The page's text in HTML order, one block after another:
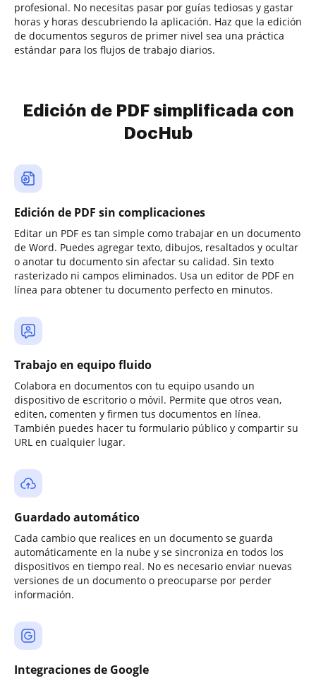
profesional. No necesitas pasar por guías tediosas y gastar
horas y horas descubriendo la aplicación. Haz que la edición
de documentos seguros de primer nivel sea una práctica
estándar para los flujos de trabajo diarios.
Edición de PDF simplificada con
DocHub
Edición de PDF sin complicaciones
Editar un PDF es tan simple como trabajar en un documento
de Word. Puedes agregar texto, dibujos, resaltados y ocultar
o anotar tu documento sin afectar su calidad. Sin texto
rasterizado ni campos eliminados. Usa un editor de PDF en
línea para obtener tu documento perfecto en minutos.
Trabajo en equipo fluido
Colabora en documentos con tu equipo usando un
dispositivo de escritorio o móvil. Permite que otros vean,
editen, comenten y firmen tus documentos en línea.
También puedes hacer tu formulario público y compartir su
URL en cualquier lugar.
Guardado automático
Cada cambio que realices en un documento se guarda
automáticamente en la nube y se sincroniza en todos los
dispositivos en tiempo real. No es necesario enviar nuevas
versiones de un documento o preocuparse por perder
información.
Integraciones de Google